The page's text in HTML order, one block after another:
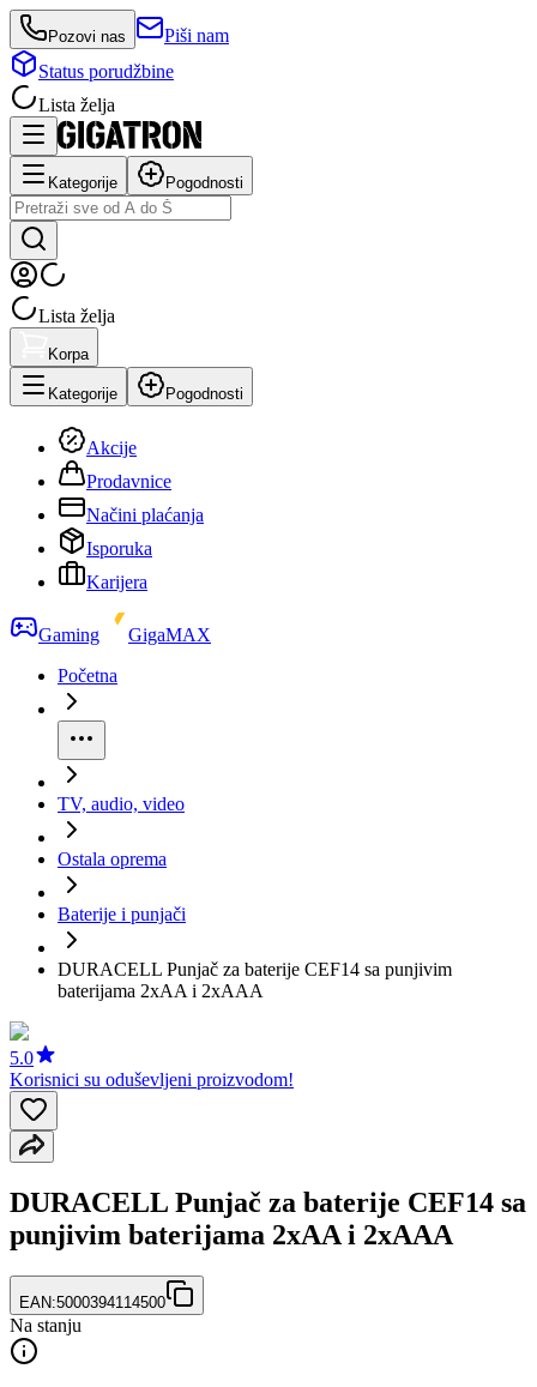
Pozovi nas
Piši nam
Status porudžbine
Lista želja
Kategorije Pogodnosti
Lista želja
Korpa
Kategorije Pogodnosti
Akcije
Prodavnice
Načini plaćanja
Isporuka
Karijera
Gaming
GigaMAX
Početna
TV, audio, video
Ostala oprema
Baterije i punjači
DURACELL Punjač za baterije CEF14 sa punjivim
baterijama 2xAA i 2xAAA
5.0
Korisnici su oduševljeni proizvodom!
DURACELL Punjač za baterije CEF14 sa
punjivim baterijama 2xAA i 2xAAA
EAN:5000394114500
Na stanju